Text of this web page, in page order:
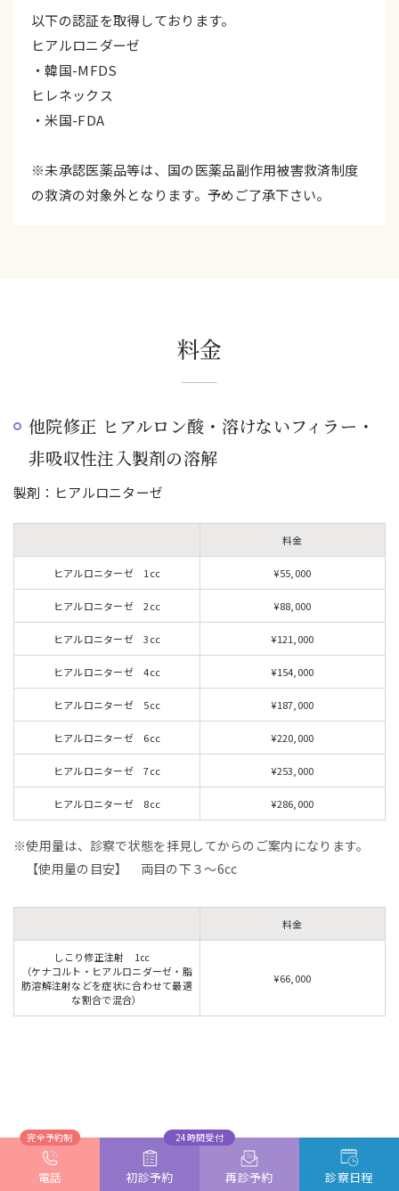
以下の認証を取得しております。
ヒアルロニダーゼ
・韓国-MFDS
ヒレネックス
・米国-FDA
※未承認医薬品等は、国の医薬品副作用被害救済制度
の救済の対象外となります。予めご了承下さい。
料金
他院修正 ヒアルロン酸・溶けないフィラー・
非吸収性注入製剤の溶解
製剤：ヒアルロニターゼ
料金
ヒアルロニターゼ 1cc ¥55,000
ヒアルロニターゼ 2cc ¥88,000
ヒアルロニターゼ 3cc ¥121,000
ヒアルロニターゼ 4cc ¥154,000
ヒアルロニターゼ 5cc ¥187,000
ヒアルロニターゼ 6cc ¥220,000
ヒアルロニターゼ 7cc ¥253,000
ヒアルロニターゼ 8cc ¥286,000
使用量は、診察で状態を拝見してからのご案内になります。
【使用量の目安】 両目の下３～6cc
料金
しこり修正注射 1㏄
（ケナコルト・ヒアルロニダーゼ・脂
肪溶解注射などを症状に合わせて最適
な割合で混合）
¥66,000
完全予約制
電話
24時間受付
初診予約 再診予約 診察日程
CONTACT